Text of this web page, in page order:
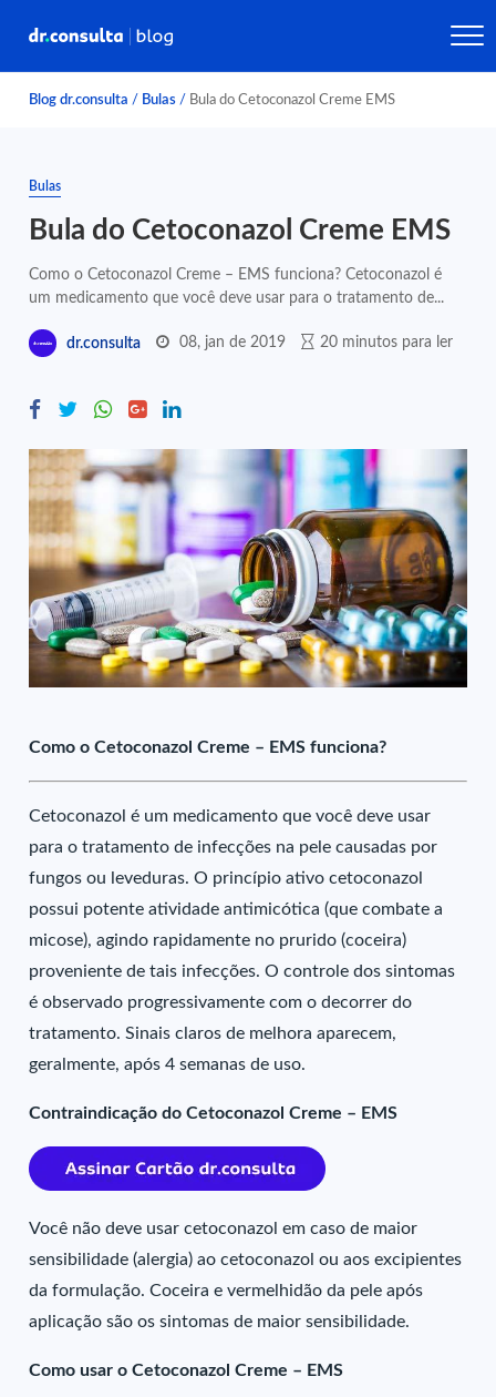
Blog dr.consulta / Bulas / Bula do Cetoconazol Creme EMS
Bulas
Bula do Cetoconazol Creme EMS
Como o Cetoconazol Creme – EMS funciona? Cetoconazol é
um medicamento que você deve usar para o tratamento de...
dr.consulta 08, jan de 2019 20 minutos para ler
Como o Cetoconazol Creme – EMS funciona?
Cetoconazol é um medicamento que você deve usar
para o tratamento de infecções na pele causadas por
fungos ou leveduras. O princípio ativo cetoconazol
possui potente atividade antimicótica (que combate a
micose), agindo rapidamente no prurido (coceira)
proveniente de tais infecções. O controle dos sintomas
é observado progressivamente com o decorrer do
tratamento. Sinais claros de melhora aparecem,
geralmente, após 4 semanas de uso.
Contraindicação do Cetoconazol Creme – EMS
Você não deve usar cetoconazol em caso de maior
sensibilidade (alergia) ao cetoconazol ou aos excipientes
da formulação. Coceira e vermelhidão da pele após
aplicação são os sintomas de maior sensibilidade.
Como usar o Cetoconazol Creme – EMS